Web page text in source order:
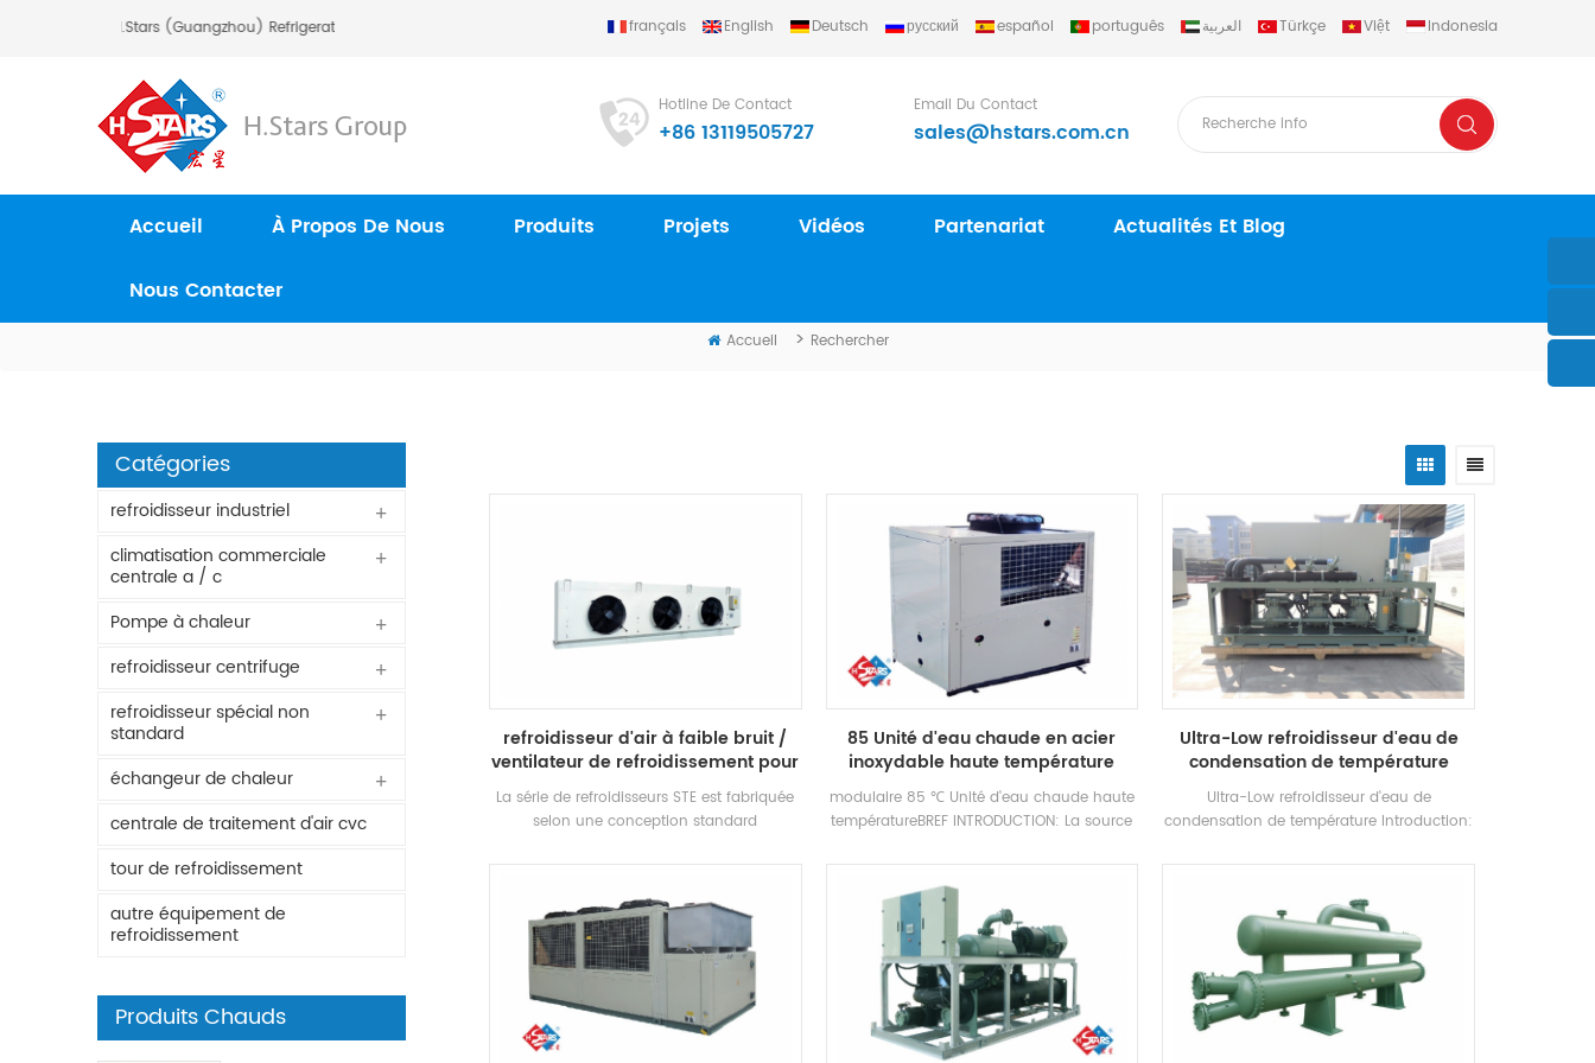
Bienvenue À H.Stars (Guangzhou) Refrigerating Equipment Group Ltd.. français English Deutsch русский español português العربية Türkçe Việt Indonesia
Hotline De Contact
+86 13119505727
Email Du Contact
sales@hstars.com.cn
Accueil À Propos De Nous Produits Projets Vidéos Partenariat Actualités Et Blog
Nous Contacter
Accueil > Rechercher
refroidisseur d'air à faible bruit /
ventilateur de refroidissement pour
utilisation en usine de
transformation des aliments dans
une chambre froide
La série de refroidisseurs STE est fabriquée
selon une conception standard
ils sont équipés d'échangeurs de chaleur à
haut rendement et de ventilateurs à rotor
100 voies xerox allemands pour assurer la
qualité du produit et prolonger la durée de
vie pour assurer la sécurité de
l'entreposage frigorifique. les produits sont
divisés en troistypes: type haute
température, type température moyenne et
85 Unité d'eau chaude en acier
inoxydable haute température
modulaire 85 ℃ Unité d'eau chaude haute
températureBREF INTRODUCTION: La source
multifonctionnelle Unité de climatisation,
qui compte trois conditions de travail de
réfrigération, chauffage et eau chaude
domestique Production. Il peut être
automatiquement commuté en fonction de
la température ambiante et de la demande
d'eau chaude, qui est de l'énergie efficace.
Marque: HSTARS Entrée d'eau chaude et
Ultra-Low refroidisseur d'eau de
condensation de température
Ultra-Low refroidisseur d'eau de
condensation de température Introduction:
refroidissement par eau est une série de
produits pour industriels Applications. Il y a
52 spécifications standard pour la unité.
Marque: Hstars Capacité de refroidissement
Range: 120.3kw ~ 1000kw Applications:
Équipement chimique, pharmaceutique,
industriel, transformation des aliments et
autres sites industriels
Catégories
refroidisseur industriel
climatisation commerciale
centrale a / c
Pompe à chaleur
refroidisseur centrifuge
refroidisseur spécial non
standard
échangeur de chaleur
centrale de traitement d'air cvc
tour de refroidissement
autre équipement de
refroidissement
Produits Chauds